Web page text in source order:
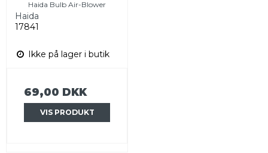
Haida Bulb Air-Blower
Haida
17841
Ikke på lager i butik
69,00 DKK
VIS PRODUKT